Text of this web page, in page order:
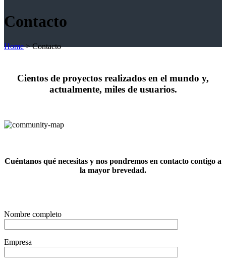
Contacto
Home>Contacto
Cientos de proyectos realizados en el mundo y,
actualmente, miles de usuarios.
Cuéntanos qué necesitas y nos pondremos en contacto contigo a
la mayor brevedad.
Nombre completo
Empresa